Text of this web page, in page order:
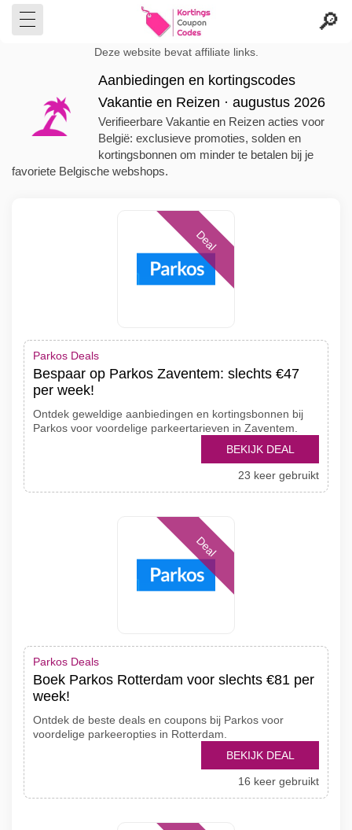
Deze website bevat affiliate links.
Aanbiedingen en kortingscodes
Vakantie en Reizen · augustus 2026
Verifieerbare Vakantie en Reizen acties voor
België: exclusieve promoties, solden en
kortingsbonnen om minder te betalen bij je
favoriete Belgische webshops.
Deal
Parkos Deals
Bespaar op Parkos Zaventem: slechts €47
per week!
Ontdek geweldige aanbiedingen en kortingsbonnen bij
Parkos voor voordelige parkeertarieven in Zaventem.
BEKIJK DEAL
23 keer gebruikt
Deal
Parkos Deals
Boek Parkos Rotterdam voor slechts €81 per
week!
Ontdek de beste deals en coupons bij Parkos voor
voordelige parkeeropties in Rotterdam.
BEKIJK DEAL
16 keer gebruikt